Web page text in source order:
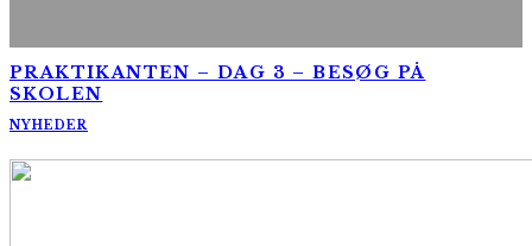
PRAKTIKANTEN – DAG 3 – BESØG PÅ
SKOLEN
NYHEDER